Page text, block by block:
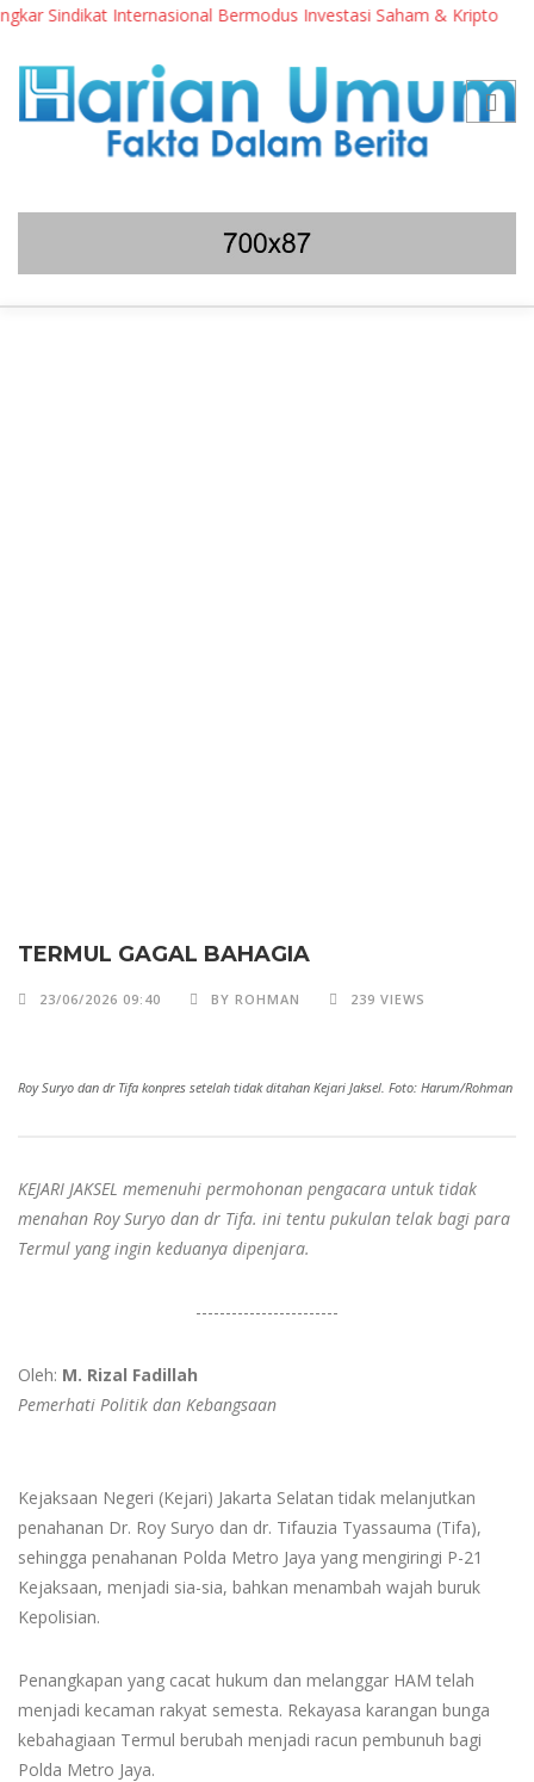
Sindikat Internasional Bermodus Investasi Saham & Kripto
TERMUL GAGAL BAHAGIA
23/06/2026 09:40 BY ROHMAN 239 VIEWS
Roy Suryo dan dr Tifa konpres setelah tidak ditahan Kejari Jaksel. Foto: Harum/Rohman
KEJARI JAKSEL memenuhi permohonan pengacara untuk tidak
menahan Roy Suryo dan dr Tifa. ini tentu pukulan telak bagi para
Termul yang ingin keduanya dipenjara.
------------------------
Oleh: M. Rizal Fadillah
Pemerhati Politik dan Kebangsaan
Kejaksaan Negeri (Kejari) Jakarta Selatan tidak melanjutkan
penahanan Dr. Roy Suryo dan dr. Tifauzia Tyassauma (Tifa),
sehingga penahanan Polda Metro Jaya yang mengiringi P-21
Kejaksaan, menjadi sia-sia, bahkan menambah wajah buruk
Kepolisian.
Penangkapan yang cacat hukum dan melanggar HAM telah
menjadi kecaman rakyat semesta. Rekayasa karangan bunga
kebahagiaan Termul berubah menjadi racun pembunuh bagi
Polda Metro Jaya.